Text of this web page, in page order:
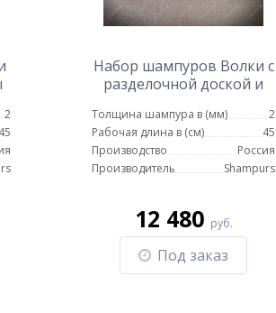
2
45
Набор шампуров Волки с
разделочной доской и
Толщина шампура в (мм)
2
Рабочая длина в (см)
45
Производство
Россия
Производитель
Shampurs
12 480 руб.
Под заказ